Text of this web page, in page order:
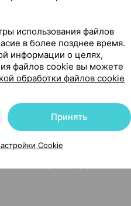
мг 300%2
мг 357%2
мкг 300%
с ТУ 10.89.19-340-
глицина,
использования файлов
в более позднее время.
информации о целях,
файлов cookie вы можете
обработки файлов cookie
Принять
Cookie